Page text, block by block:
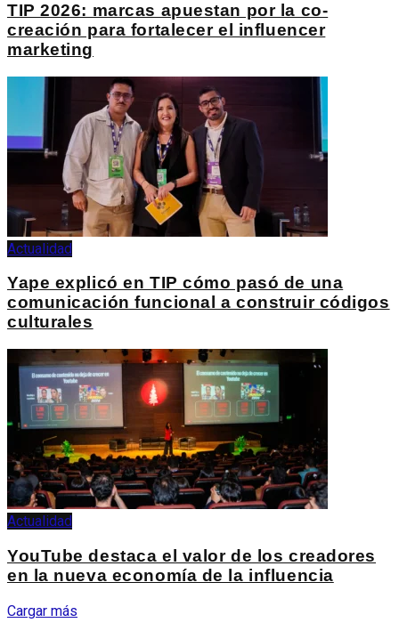
TIP 2026: marcas apuestan por la co-
creación para fortalecer el influencer
marketing
Actualidad
Yape explicó en TIP cómo pasó de una
comunicación funcional a construir códigos
culturales
Actualidad
YouTube destaca el valor de los creadores
en la nueva economía de la influencia
Cargar más